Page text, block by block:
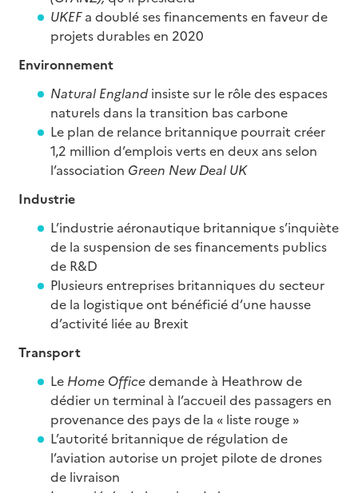
UKEFa doublé ses financements en faveur de
projets durables en 2020
Environnement
Natural Englandinsiste sur le rôle des espaces
naturels dans la transition bas carbone
Le plan de relance britannique pourrait créer
1,2 million d’emplois verts en deux ans selon
l’association Green New Deal UK
Industrie
L’industrie aéronautique britannique s’inquiète
de la suspension de ses financements publics
de R&D
Plusieurs entreprises britanniques du secteur
de la logistique ont bénéficié d’une hausse
d’activité liée au Brexit
Transport
Le Home Officedemande à Heathrow de
dédier un terminal à l’accueil des passagers en
provenance des pays de la « liste rouge »
L’autorité britannique de régulation de
l’aviation autorise un projet pilote de drones
de livraison